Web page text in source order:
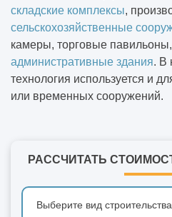
складские комплексы,
сельскохозяйственные
камеры, торговые
административные здания. В
технология используется и
или временных сооружений.
РАССЧИТАТЬ